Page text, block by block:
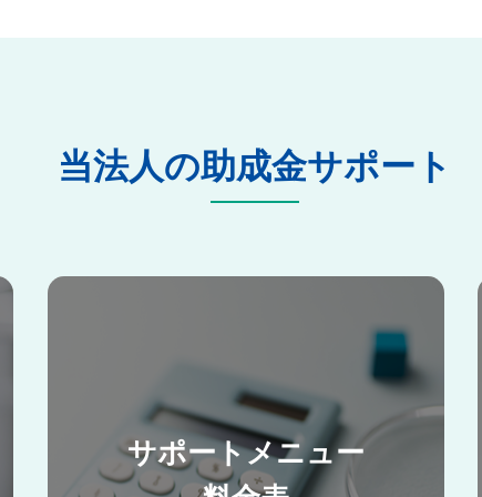
当法人の助成金サポート
サポートメニュー